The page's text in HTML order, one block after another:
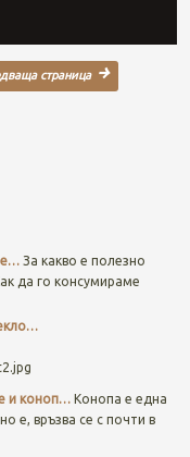
За какво е полезно
да го консумираме
и коноп… Конопа е една
е, връзва се с почти в